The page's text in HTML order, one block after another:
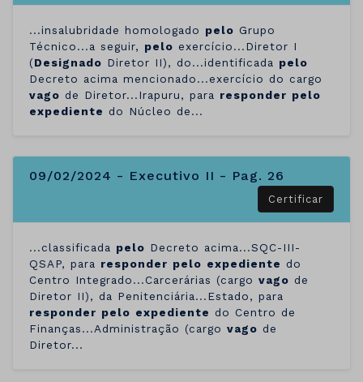
...insalubridade homologado pelo Grupo
Técnico...a seguir, pelo exercício...Diretor I
(Designado Diretor II), do...identificada pelo
Decreto acima mencionado...exercício do cargo
vago de Diretor...Irapuru, para responder pelo
expediente do Núcleo de...
09/02/2024 - Executivo II - Pag. 26
Certificar
...classificada pelo Decreto acima...SQC-III-
QSAP, para responder pelo expediente do
Centro Integrado...Carcerárias (cargo vago de
Diretor II), da Penitenciária...Estado, para
responder pelo expediente do Centro de
Finanças...Administração (cargo vago de
Diretor...